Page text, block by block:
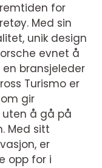
for
Med sin
unik design
evnet å
bransjeleder
Turismo er
gir
uten å gå på
Med sitt
er
opp for i